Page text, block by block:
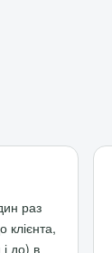
раз
клієнта,
і до) в